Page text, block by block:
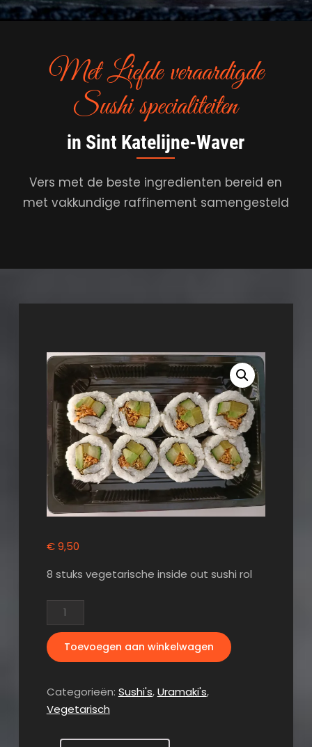
Met Liefde veraardigde
Sushi specialiteiten
in Sint Katelijne-Waver
Vers met de beste ingredienten bereid en
met vakkundige raffinement samengesteld
€9,50
8 stuks vegetarische inside out sushi rol
Uramaki
Veggie
aantal
Toevoegen aan winkelwagen
Categorieën: Sushi's,Uramaki's,
Vegetarisch